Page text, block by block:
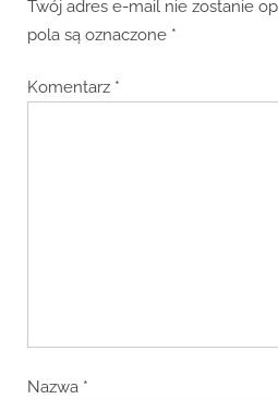
Twój adres e-mail nie zostanie
pola są oznaczone *
Komentarz *
Nazwa *